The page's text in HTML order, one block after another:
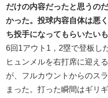
だけの内容だったと思うの
かった。投球内容自体は悪
ち投手になってもらいたいも
6回1アウト1，2塁で登板し
ヒュンメルを右打席に迎え
が、フルカウントからのス
まった。打った瞬間はギリ